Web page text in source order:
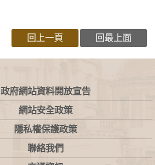
回上一頁 回最上面
政府網站資料開放宣告
網站安全政策
隱私權保護政策
聯絡我們